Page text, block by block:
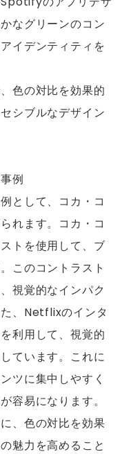
なグリーンのコン
イデンティティを
色の対比を効果的
シブルなデザイン
例
として、コカ・コ
れます。コカ・コ
トを使用して、ブ
このコントラスト
視覚的なインパク
、Netflixのインタ
利用して、視覚的
ています。これに
ツに集中しやすく
容易になります。
、色の対比を効果
魅力を高めること